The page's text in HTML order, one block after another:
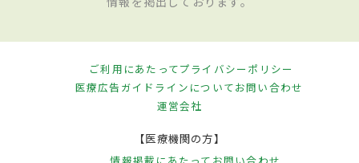
ご利用にあたってプライバシーポリシー
医療広告ガイドラインについてお問い合わせ
運営会社
【医療機関の方】
情報掲載にあたって お問い合わせ